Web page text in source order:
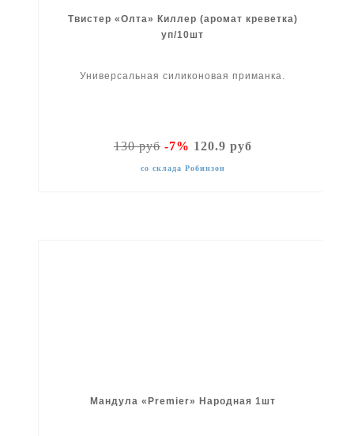
Твистер «Олта» Киллер (аромат креветка)
уп/10шт
Универсальная силиконовая приманка.
130 руб-7% 120.9 руб
со склада Робинзон
Мандула «Premier» Народная 1шт